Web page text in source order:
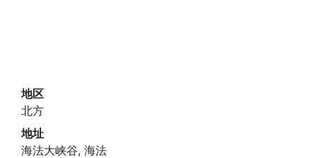
地区
北方
地址
海法大峡谷, 海法